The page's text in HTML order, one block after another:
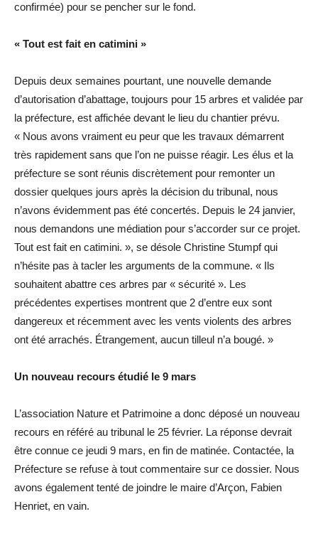
confirmée) pour se pencher sur le fond.
« Tout est fait en catimini »
Depuis deux semaines pourtant, une nouvelle demande
d’autorisation d’abattage, toujours pour 15 arbres et validée par
la préfecture, est affichée devant le lieu du chantier prévu.
« Nous avons vraiment eu peur que les travaux démarrent
très rapidement sans que l’on ne puisse réagir. Les élus et la
préfecture se sont réunis discrètement pour remonter un
dossier quelques jours après la décision du tribunal, nous
n’avons évidemment pas été concertés. Depuis le 24 janvier,
nous demandons une médiation pour s’accorder sur ce projet.
Tout est fait en catimini. », se désole Christine Stumpf qui
n’hésite pas à tacler les arguments de la commune. « Ils
souhaitent abattre ces arbres par « sécurité ». Les
précédentes expertises montrent que 2 d’entre eux sont
dangereux et récemment avec les vents violents des arbres
ont été arrachés. Étrangement, aucun tilleul n’a bougé. »
Un nouveau recours étudié le 9 mars
L’association Nature et Patrimoine a donc déposé un nouveau
recours en référé au tribunal le 25 février. La réponse devrait
être connue ce jeudi 9 mars, en fin de matinée. Contactée, la
Préfecture se refuse à tout commentaire sur ce dossier. Nous
avons également tenté de joindre le maire d’Arçon, Fabien
Henriet, en vain.